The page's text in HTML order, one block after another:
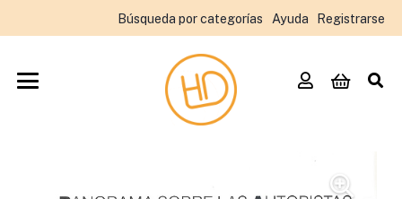
Búsqueda por categorías Ayuda Registrarse